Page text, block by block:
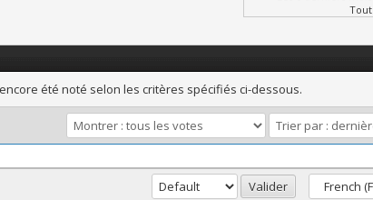
Tout
été noté selon les critères spécifiés ci-dessous.